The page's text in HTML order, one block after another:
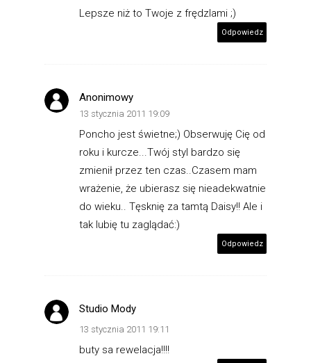
Lepsze niż to Twoje z frędzlami ;)
Odpowiedz
Anonimowy
13 stycznia 2011 19:09
Poncho jest świetne;) Obserwuję Cię od
roku i kurcze...Twój styl bardzo się
zmienił przez ten czas..Czasem mam
wrażenie, że ubierasz się nieadekwatnie
do wieku.. Tęsknię za tamtą Daisy!! Ale i
tak lubię tu zaglądać:)
Odpowiedz
Studio Mody
13 stycznia 2011 19:11
buty sa rewelacja!!!!